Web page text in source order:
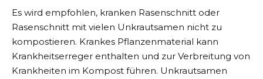
Es wird empfohlen, kranken Rasenschnitt oder
Rasenschnitt mit vielen Unkrautsamen nicht zu
kompostieren. Krankes Pflanzenmaterial kann
Krankheitserreger enthalten und zur Verbreitung von
Krankheiten im Kompost führen. Unkrautsamen